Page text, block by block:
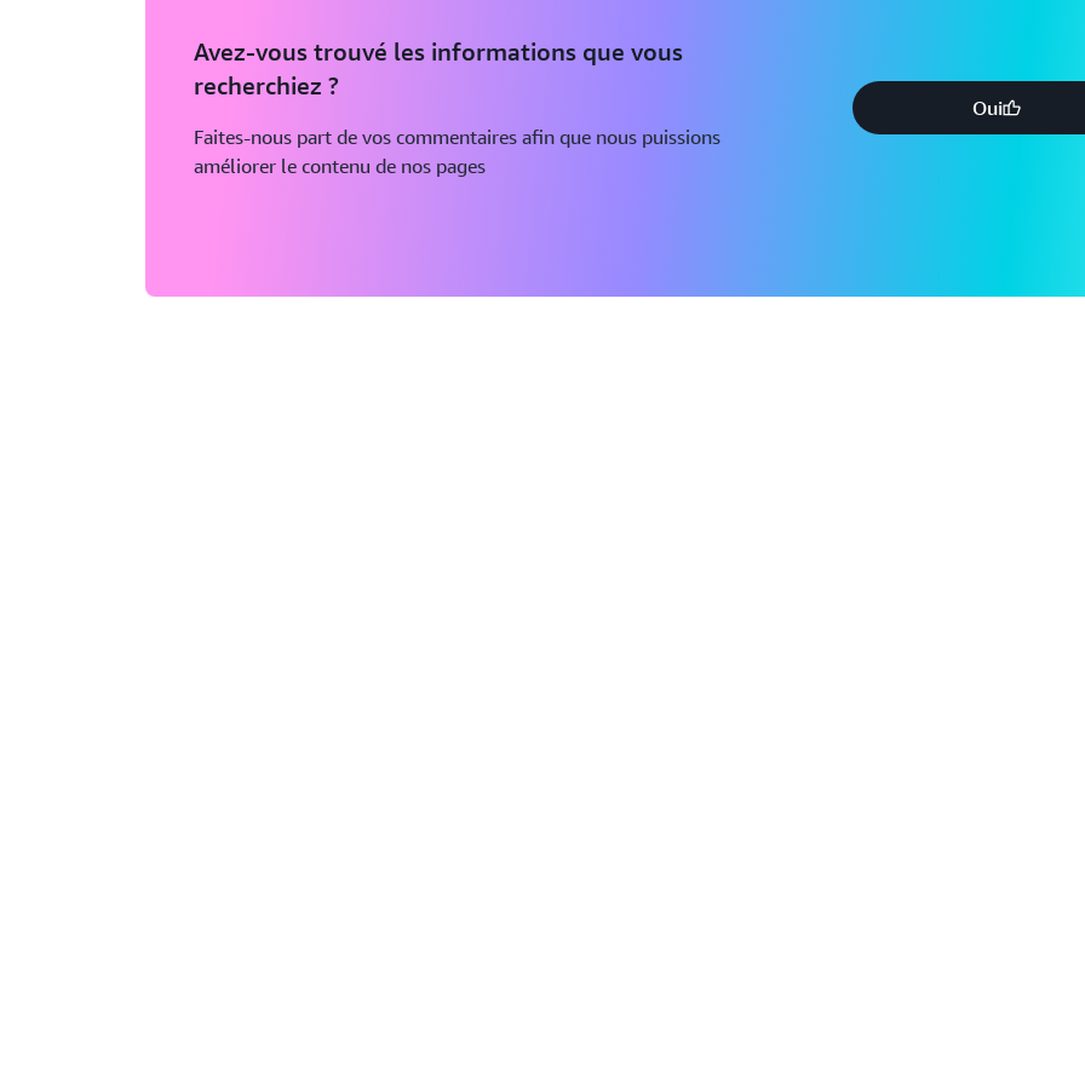
Avez-vous trouvé les informations que vous
recherchiez ?
Faites-nous part de vos commentaires afin que nous puissions
améliorer le contenu de nos pages
Oui